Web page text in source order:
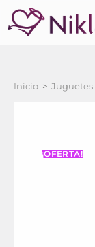
Inicio > Juguetes
¡OFERTA!